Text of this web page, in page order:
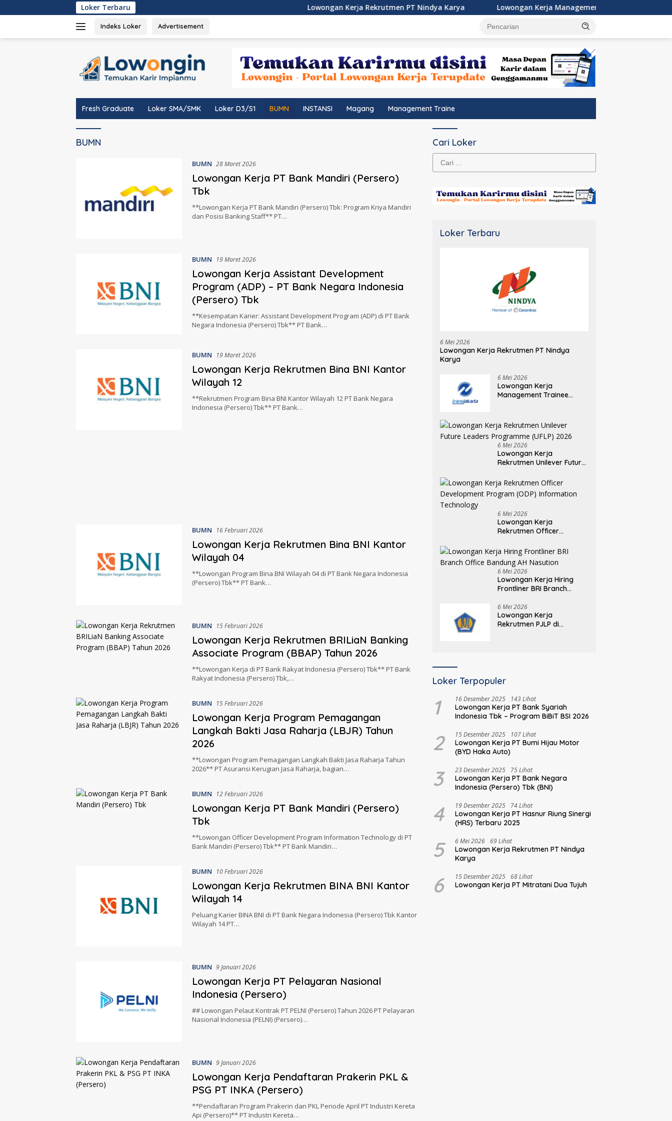
ke
Loker Terbaru Lowongan Kerja Rekrutmen PT Nindya Karya Lowongan Kerja Management Trainee Program
Indeks Loker Advertisement
Fresh Graduate Loker SMA/SMK Loker D3/S1 BUMN INSTANSI Magang Management Traine
BUMN
BUMN 28 Maret 2026
Lowongan Kerja PT Bank Mandiri (Persero)
Tbk
**Lowongan Kerja PT Bank Mandiri (Persero) Tbk: Program Kriya Mandiri
dan Posisi Banking Staff** PT…
BUMN 19 Maret 2026
Lowongan Kerja Assistant Development
Program (ADP) – PT Bank Negara Indonesia
(Persero) Tbk
**Kesempatan Karier: Assistant Development Program (ADP) di PT Bank
Negara Indonesia (Persero) Tbk** PT Bank…
BUMN 19 Maret 2026
Lowongan Kerja Rekrutmen Bina BNI Kantor
Wilayah 12
**Rekrutmen Program Bina BNI Kantor Wilayah 12 PT Bank Negara
Indonesia (Persero) Tbk** PT Bank…
BUMN 16 Februari 2026
Lowongan Kerja Rekrutmen Bina BNI Kantor
Wilayah 04
**Lowongan Program Bina BNI Wilayah 04 di PT Bank Negara Indonesia
(Persero) Tbk** PT Bank…
BUMN 15 Februari 2026
Lowongan Kerja Rekrutmen BRILiaN Banking
Associate Program (BBAP) Tahun 2026
**Lowongan Kerja di PT Bank Rakyat Indonesia (Persero) Tbk** PT Bank
Rakyat Indonesia (Persero) Tbk,…
BUMN 15 Februari 2026
Lowongan Kerja Program Pemagangan
Langkah Bakti Jasa Raharja (LBJR) Tahun
2026
**Lowongan Program Pemagangan Langkah Bakti Jasa Raharja Tahun
2026** PT Asuransi Kerugian Jasa Raharja, bagian…
BUMN 12 Februari 2026
Lowongan Kerja PT Bank Mandiri (Persero)
Tbk
**Lowongan Officer Development Program Information Technology di PT
Bank Mandiri (Persero) Tbk** PT Bank Mandiri…
BUMN 10 Februari 2026
Lowongan Kerja Rekrutmen BINA BNI Kantor
Wilayah 14
Peluang Karier BINA BNI di PT Bank Negara Indonesia (Persero) Tbk Kantor
Wilayah 14 PT…
BUMN 9 Januari 2026
Lowongan Kerja PT Pelayaran Nasional
Indonesia (Persero)
## Lowongan Pelaut Kontrak PT PELNI (Persero) Tahun 2026 PT Pelayaran
Nasional Indonesia (PELNI) (Persero)…
BUMN 9 Januari 2026
Lowongan Kerja Pendaftaran Prakerin PKL &
PSG PT INKA (Persero)
**Pendaftaran Program Prakerin dan PKL Periode April PT Industri Kereta
Api (Persero)** PT Industri Kereta…
Cari Loker
Loker Terbaru
6 Mei 2026
Lowongan Kerja Rekrutmen PT Nindya
Karya
6 Mei 2026
Lowongan Kerja
Management Trainee
6 Mei 2026
Lowongan Kerja
Rekrutmen Unilever Future
(UFLP) 2026
6 Mei 2026
Lowongan Kerja
Rekrutmen Officer
(ODP) Information
Technology
6 Mei 2026
Lowongan Kerja Hiring
Frontliner BRI Branch
Nasution
6 Mei 2026
Lowongan Kerja
Rekrutmen PJLP di
Loker Terpopuler
1 16 Desember 2025 143 Lihat
Lowongan Kerja PT Bank Syariah
Indonesia Tbk – Program BiBiT BSI 2026
2 15 Desember 2025 107 Lihat
Lowongan Kerja PT Bumi Hijau Motor
(BYD Haka Auto)
3 23 Desember 2025 75 Lihat
Lowongan Kerja PT Bank Negara
Indonesia (Persero) Tbk (BNI)
4 19 Desember 2025 74 Lihat
Lowongan Kerja PT Hasnur Riung Sinergi
(HRS) Terbaru 2025
5 6 Mei 2026 69 Lihat
Lowongan Kerja Rekrutmen PT Nindya
Karya
6 15 Desember 2025 68 Lihat
Lowongan Kerja PT Mitratani Dua Tujuh